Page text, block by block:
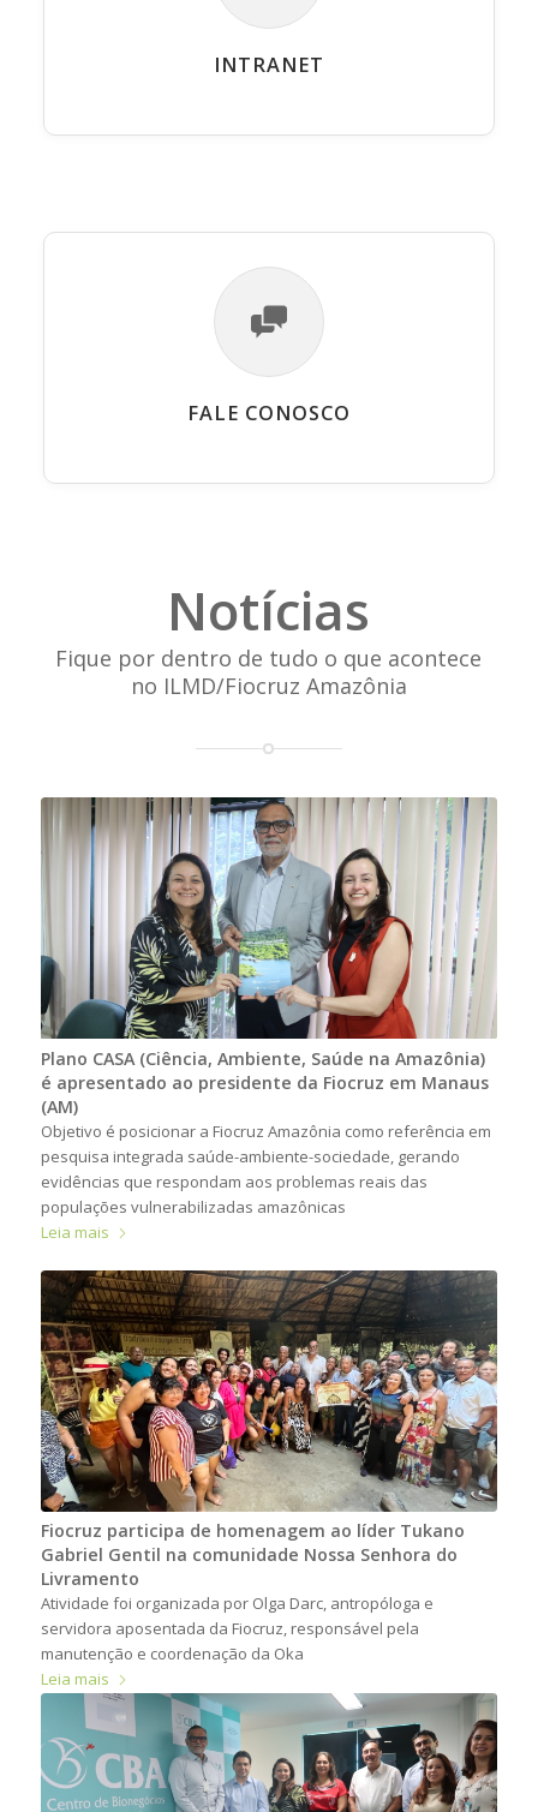
INTRANET
FALE CONOSCO
Notícias
Fique por dentro de tudo o que acontece
no ILMD/Fiocruz Amazônia
Plano CASA (Ciência, Ambiente, Saúde na Amazônia)
é apresentado ao presidente da Fiocruz em Manaus
(AM)
Objetivo é posicionar a Fiocruz Amazônia como referência em
pesquisa integrada saúde-ambiente-sociedade, gerando
evidências que respondam aos problemas reais das
populações vulnerabilizadas amazônicas
Leia mais
Fiocruz participa de homenagem ao líder Tukano
Gabriel Gentil na comunidade Nossa Senhora do
Livramento
Atividade foi organizada por Olga Darc, antropóloga e
servidora aposentada da Fiocruz, responsável pela
manutenção e coordenação da Oka
Leia mais